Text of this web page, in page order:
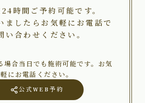
時間ご予約可能です。
ましたらお気軽にお電話で
い合わせください。
合当日でも施術可能です。お気
軽にお電話ください。
公式WEB予約